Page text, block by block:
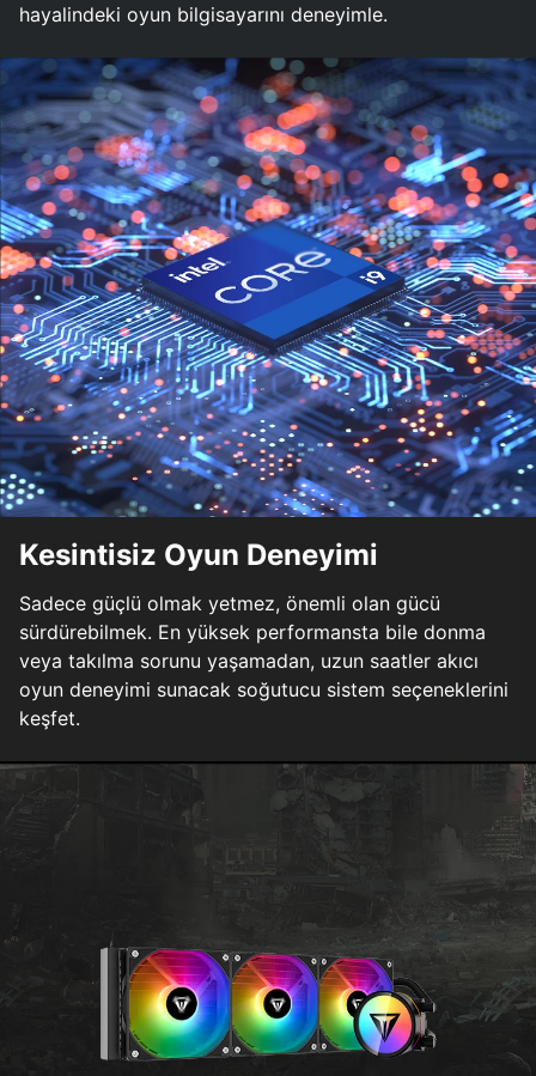
hayalindeki oyun bilgisayarını deneyimle.
Kesintisiz Oyun Deneyimi
Sadece güçlü olmak yetmez, önemli olan gücü
sürdürebilmek. En yüksek performansta bile donma
veya takılma sorunu yaşamadan, uzun saatler akıcı
oyun deneyimi sunacak soğutucu sistem seçeneklerini
keşfet.